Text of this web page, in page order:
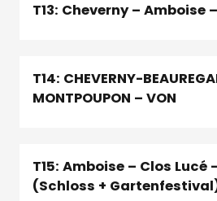
T13: Cheverny – Amboise
T14: CHEVERNY-
MONTPOUPON – VON
T15: Amboise – Clos Lucé
(Schloss +